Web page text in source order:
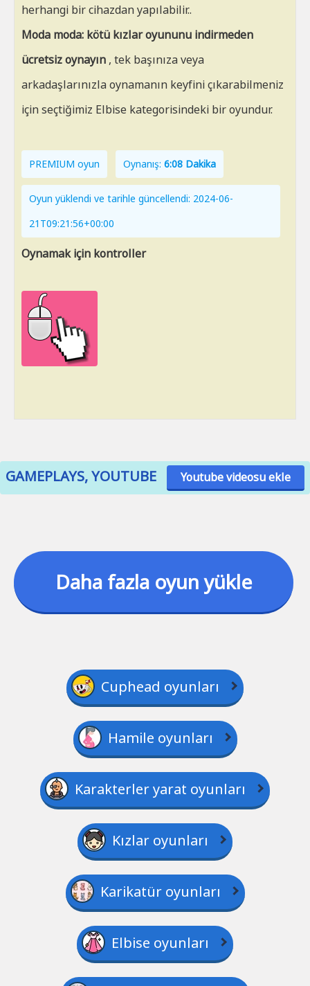
herhangi bir cihazdan yapılabilir..
Moda moda: kötü kızlar oyununu indirmeden
ücretsiz oynayın , tek başınıza veya
arkadaşlarınızla oynamanın keyfini çıkarabilmeniz
için seçtiğimiz Elbise kategorisindeki bir oyundur.
PREMIUM oyun Oynanış: 6:08 Dakika
Oyun yüklendi ve tarihle güncellendi: 2024-06-
21T09:21:56+00:00
Oynamak için kontroller
GAMEPLAYS, YOUTUBE Youtube videosu ekle
Daha fazla oyun yükle
Cuphead oyunları
Hamile oyunları
Karakterler yarat oyunları
Kızlar oyunları
Karikatür oyunları
Elbise oyunları